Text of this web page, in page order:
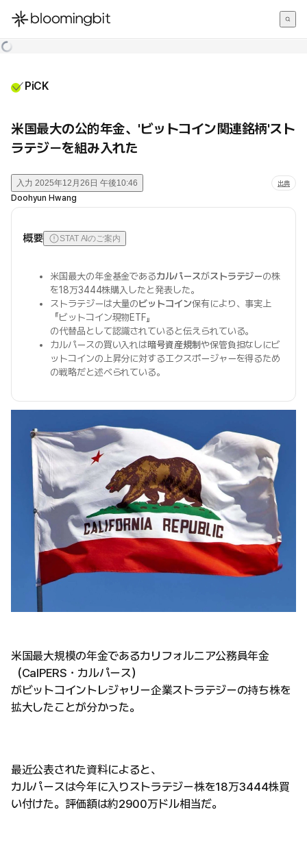
한국어
PiCK
米国最大の公的年金、'ビットコイン関連銘柄'スト
ラテジーを組み入れた
入力 2025年12月26日 午後10:46 出典
Doohyun Hwang
概要 STAT AIのご案内
米国最大の年金基金であるカルパースがストラテジーの株
を18万3444株購入したと発表した。
ストラテジーは大量のビットコイン保有により、事実上
『ビットコイン現物ETF』
の代替品として認識されていると伝えられている。
カルパースの買い入れは暗号資産規制や保管負担なしにビ
ットコインの上昇分に対するエクスポージャーを得るため
の戦略だと述べられている。
米国最大規模の年金であるカリフォルニア公務員年金
（CalPERS・カルパース）
がビットコイントレジャリー企業ストラテジーの持ち株を
拡大したことが分かった。
最近公表された資料によると、
カルパースは今年に入りストラテジー株を18万3444株買
い付けた。評価額は約2900万ドル相当だ。